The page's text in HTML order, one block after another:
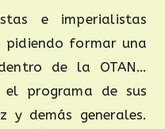
e imperialistas
pidiendo formar una
de la OTAN…
programa de sus
y demás generales.